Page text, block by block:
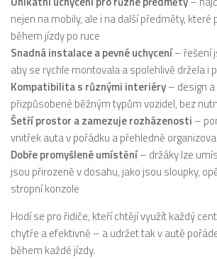
nejen na mobily, ale i na další předměty,
během jízdy po ruce
Snadná instalace a pevné uchycení– řešení
aby se rychle montovala a spolehlivě držela i
Kompatibilita s různými interiéry– design
přizpůsobené běžným typům vozidel, bez
Šetří prostor a zamezuje rozházenosti –
vnitřek auta v pořádku a přehledně
Dobře promyšlené umístění– držáky lze
jsou přirozeně v dosahu, jako jsou sloupky,
stropní konzole
Hodí se pro řidiče, kteří chtějí využít každý
chytře a efektivně – a udržet tak v autě
během každé jízdy.